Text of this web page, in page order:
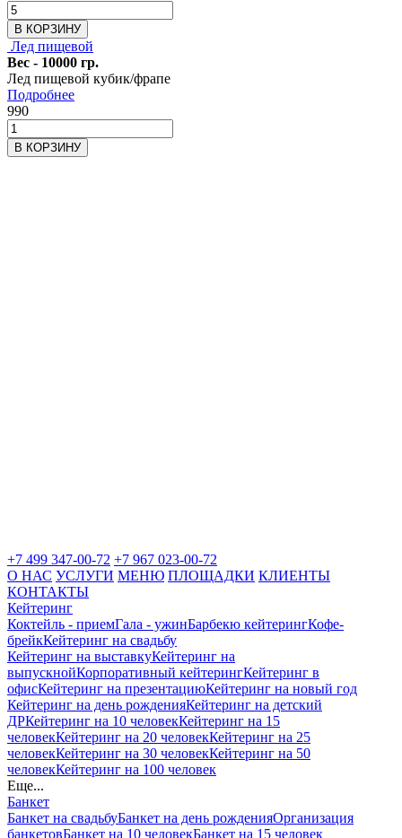
В КОРЗИНУ
Лед пищевой
Вес - 10000 гр.
Лед пищевой кубик/фрапе
Подробнее
990
В КОРЗИНУ
+7 499 347-00-72 +7 967 023-00-72
О НАС УСЛУГИ МЕНЮ ПЛОЩАДКИ КЛИЕНТЫ
КОНТАКТЫ
Кейтеринг
Коктейль - приемГала - ужинБарбекю кейтерингКофе-
брейкКейтеринг на свадьбу
Кейтеринг на выставкуКейтеринг на
выпускнойКорпоративный кейтерингКейтеринг в
офисКейтеринг на презентациюКейтеринг на новый год
Кейтеринг на день рожденияКейтеринг на детский
ДРКейтеринг на 10 человекКейтеринг на 15
человекКейтеринг на 20 человекКейтеринг на 25
человекКейтеринг на 30 человекКейтеринг на 50
человекКейтеринг на 100 человек
Еще...
Банкет
Банкет на свадьбуБанкет на день рожденияОрганизация
банкетовБанкет на 10 человекБанкет на 15 человек